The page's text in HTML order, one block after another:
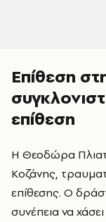
Επίθεση
επίθεση
Η Θεοδώρα
Κοζάνης,
επίθεσης. Ο
συνέπεια να